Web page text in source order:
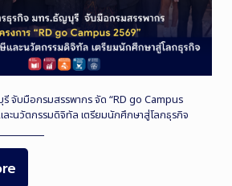
จับมือกรมสรรพากร จัด “RD go Campus
ละนวัตกรรมดิจิทัล เตรียมนักศึกษาสู่โลกธุรกิจ